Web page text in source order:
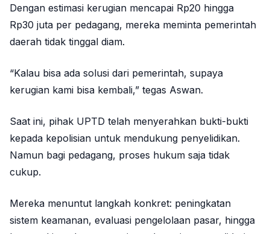
Dengan estimasi kerugian mencapai Rp20 hingga
Rp30 juta per pedagang, mereka meminta pemerintah
daerah tidak tinggal diam.
“Kalau bisa ada solusi dari pemerintah, supaya
kerugian kami bisa kembali,” tegas Aswan.
Saat ini, pihak UPTD telah menyerahkan bukti-bukti
kepada kepolisian untuk mendukung penyelidikan.
Namun bagi pedagang, proses hukum saja tidak
cukup.
Mereka menuntut langkah konkret: peningkatan
sistem keamanan, evaluasi pengelolaan pasar, hingga